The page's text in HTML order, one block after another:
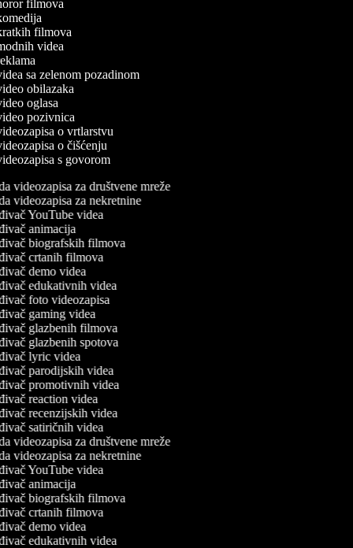
filmova
filmova
videa
sa zelenom pozadinom
obilazaka
oglasa
pozivnica
o vrtlarstvu
o čišćenju
s govorom
videozapisa za društvene mreže
videozapisa za nekretnine
YouTube videa
animacija
biografskih filmova
crtanih filmova
demo videa
edukativnih videa
foto videozapisa
gaming videa
glazbenih filmova
glazbenih spotova
lyric videa
parodijskih videa
promotivnih videa
reaction videa
recenzijskih videa
satiričnih videa
videozapisa za društvene mreže
videozapisa za nekretnine
YouTube videa
animacija
biografskih filmova
crtanih filmova
demo videa
edukativnih videa